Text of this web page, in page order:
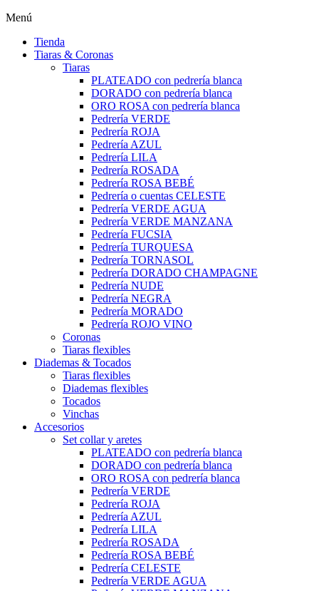
Menú
Tienda
Tiaras & Coronas
Tiaras
PLATEADO con pedrería blanca
DORADO con pedrería blanca
ORO ROSA con pedrería blanca
Pedrería VERDE
Pedrería ROJA
Pedrería AZUL
Pedrería LILA
Pedrería ROSADA
Pedrería ROSA BEBÉ
Pedrería o cuentas CELESTE
Pedrería VERDE AGUA
Pedrería VERDE MANZANA
Pedrería FUCSIA
Pedrería TURQUESA
Pedrería TORNASOL
Pedrería DORADO CHAMPAGNE
Pedrería NUDE
Pedrería NEGRA
Pedrería MORADO
Pedrería ROJO VINO
Coronas
Tiaras flexibles
Diademas & Tocados
Tiaras flexibles
Diademas flexibles
Tocados
Vinchas
Accesorios
Set collar y aretes
PLATEADO con pedrería blanca
DORADO con pedrería blanca
ORO ROSA con pedrería blanca
Pedrería VERDE
Pedrería ROJA
Pedrería AZUL
Pedrería LILA
Pedrería ROSADA
Pedrería ROSA BEBÉ
Pedrería CELESTE
Pedrería VERDE AGUA